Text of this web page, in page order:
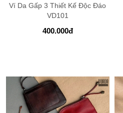
Ví Da Gấp 3 Thiết Kế Độc Đáo
VD101
400.000đ